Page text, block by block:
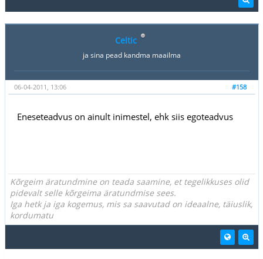
Celtic
ja sina pead kandma maailma
#158
06-04-2011, 13:06
Eneseteadvus on ainult inimestel, ehk siis egoteadvus
Kõrgeim äratundmine on teada saamine, et tegelikkuses olid
pidevalt selle kõrgeima äratundmise sees.
Iga hetk ja iga kogemus, mis sa saavutad on ideaalne, täiuslik,
kordumatu